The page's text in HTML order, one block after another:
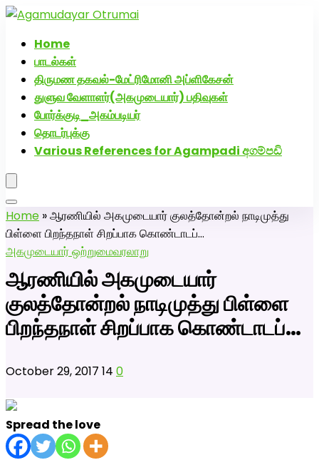
Home
பாடல்கள்
திருமண தகவல்-மேட்ரிமோனி அப்ளிகேசன்
துளுவ வேளாளர்(அகமுடையார்) பதிவுகள்
போர்க்குடி_அகம்படியர்
தொடர்புக்கு
Various References for Agampadi අගම්පඩි
Home »ஆரணியில் அகமுடையார் குலத்தோன்றல் நாடிமுத்து
பிள்ளை பிறந்தநாள் சிறப்பாக கொண்டாடப்…
அகமுடையார் ஒற்றுமைவரலாறு
ஆரணியில் அகமுடையார்
குலத்தோன்றல் நாடிமுத்து பிள்ளை
பிறந்தநாள் சிறப்பாக கொண்டாடப்…
October 29, 2017 14 0
Spread the love
அகமுடையார் திருமண வரன்களுக்கு அகமுடையார்மேட்ரி-